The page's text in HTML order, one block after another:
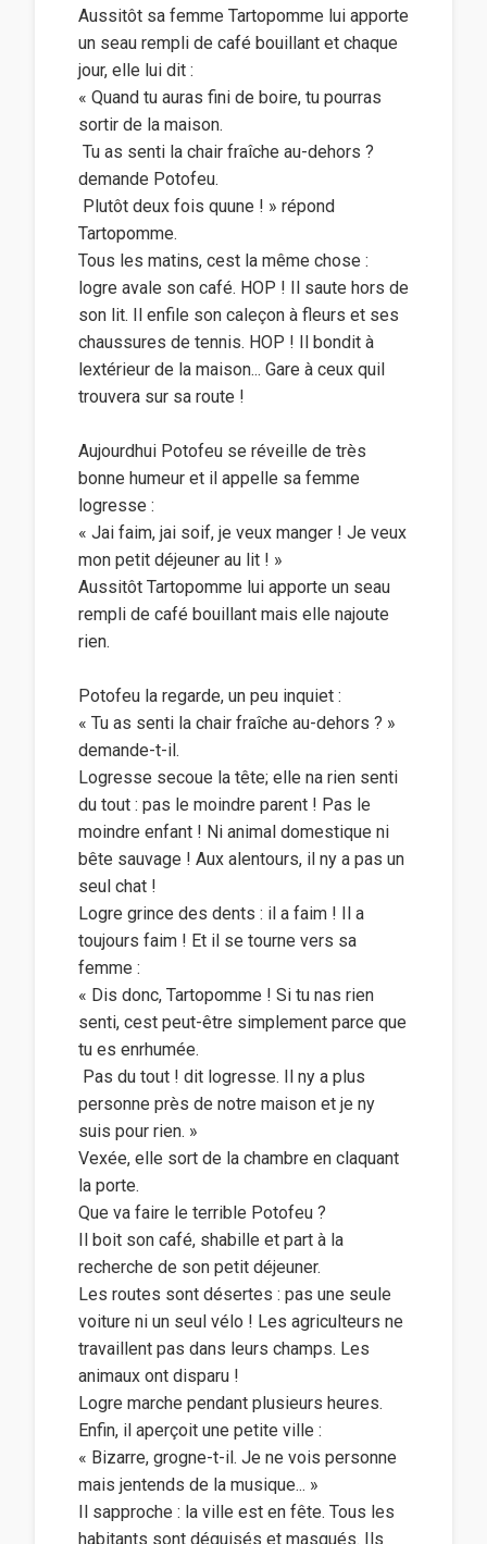
Aussitôt sa femme Tartopomme lui apporte
un seau rempli de café bouillant et chaque
jour, elle lui dit :
« Quand tu auras fini de boire, tu pourras
sortir de la maison.
 Tu as senti la chair fraîche au-dehors ?
demande Potofeu.
 Plutôt deux fois quune ! » répond
Tartopomme.
Tous les matins, cest la même chose :
logre avale son café. HOP ! Il saute hors de
son lit. Il enfile son caleçon à fleurs et ses
chaussures de tennis. HOP ! Il bondit à
lextérieur de la maison... Gare à ceux quil
trouvera sur sa route !
Aujourdhui Potofeu se réveille de très
bonne humeur et il appelle sa femme
logresse :
« Jai faim, jai soif, je veux manger ! Je veux
mon petit déjeuner au lit ! »
Aussitôt Tartopomme lui apporte un seau
rempli de café bouillant mais elle najoute
rien.
Potofeu la regarde, un peu inquiet :
« Tu as senti la chair fraîche au-dehors ? »
demande-t-il.
Logresse secoue la tête; elle na rien senti
du tout : pas le moindre parent ! Pas le
moindre enfant ! Ni animal domestique ni
bête sauvage ! Aux alentours, il ny a pas un
seul chat !
Logre grince des dents : il a faim ! Il a
toujours faim ! Et il se tourne vers sa
femme :
« Dis donc, Tartopomme ! Si tu nas rien
senti, cest peut-être simplement parce que
tu es enrhumée.
 Pas du tout ! dit logresse. Il ny a plus
personne près de notre maison et je ny
suis pour rien. »
Vexée, elle sort de la chambre en claquant
la porte.
Que va faire le terrible Potofeu ?
Il boit son café, shabille et part à la
recherche de son petit déjeuner.
Les routes sont désertes : pas une seule
voiture ni un seul vélo ! Les agriculteurs ne
travaillent pas dans leurs champs. Les
animaux ont disparu !
Logre marche pendant plusieurs heures.
Enfin, il aperçoit une petite ville :
« Bizarre, grogne-t-il. Je ne vois personne
mais jentends de la musique... »
Il sapproche : la ville est en fête. Tous les
habitants sont déguisés et masqués. Ils